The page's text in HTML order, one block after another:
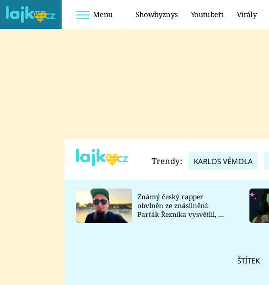
Menu Showbyznys Youtubeři Virály
TADEÁŠ KUBĚNKA
DATEL
Trendy: KARLOS VÉMOLA
Známý český rapper
obviněn ze znásilnění:
Parťák Řezníka vysvětlil, co
ŠTÍTEK